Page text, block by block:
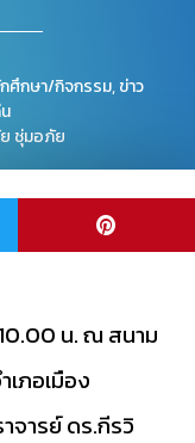
ศึกษา/กิจกรรม,ข่าว
ชุ่มอภัย
น. ณ สนาม
ภอเมือง
ารย์ ดร.กีรวิ